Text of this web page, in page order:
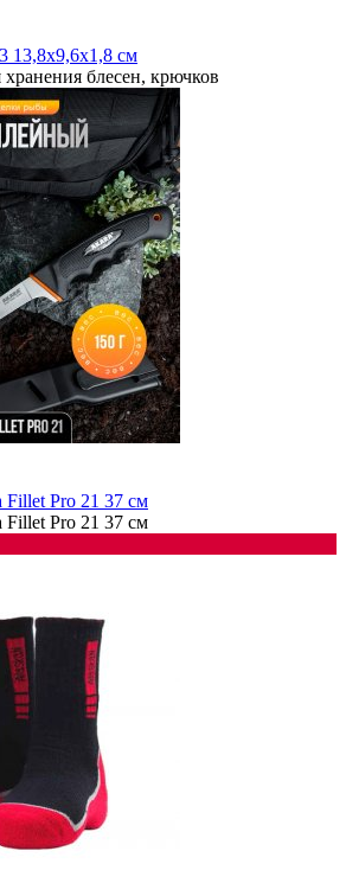
13,8х9,6х1,8 см
блесен, крючков
Pro 21 37 см
Pro 21 37 см